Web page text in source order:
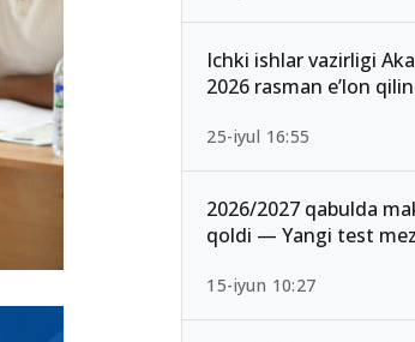
Ichki ishlar vazirligi
2026 rasman e’lon
25-iyul 16:55
2026/2027 qabulda
qoldi — Yangi test
15-iyun 10:27